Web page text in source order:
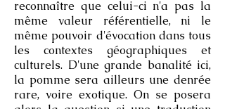
reconnaître que celui-ci n'a pas la
même valeur référentielle, ni le
même pouvoir d'évocation dans tous
les contextes géographiques et
culturels. D'une grande banalité ici,
la pomme sera ailleurs une denrée
rare, voire exotique. On se posera